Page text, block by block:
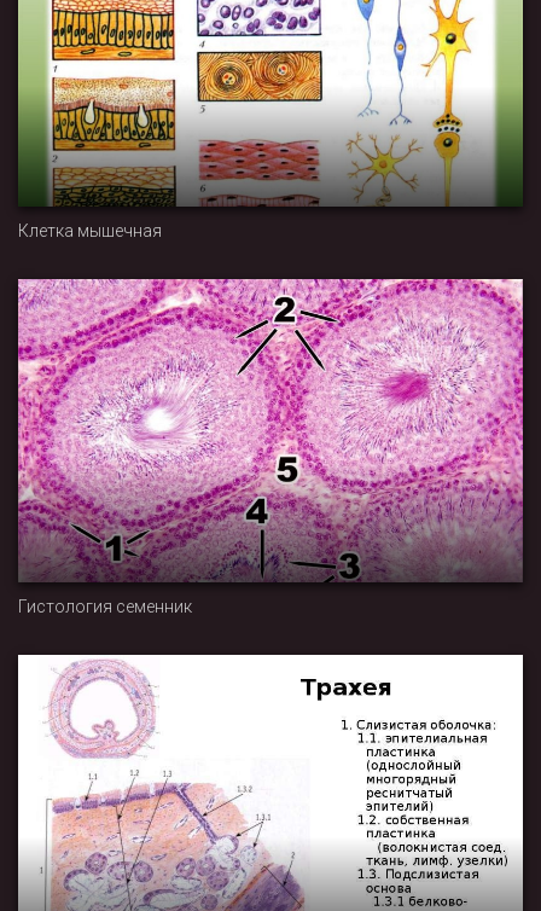
Клетка мышечная
Гистология семенник